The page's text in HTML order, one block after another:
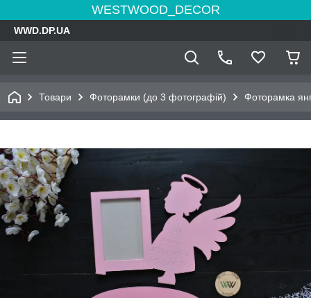
WESTWOOD_DECOR
WWD.DP.UA
Товари Фоторамки (до 3 фотографій) Фоторамка